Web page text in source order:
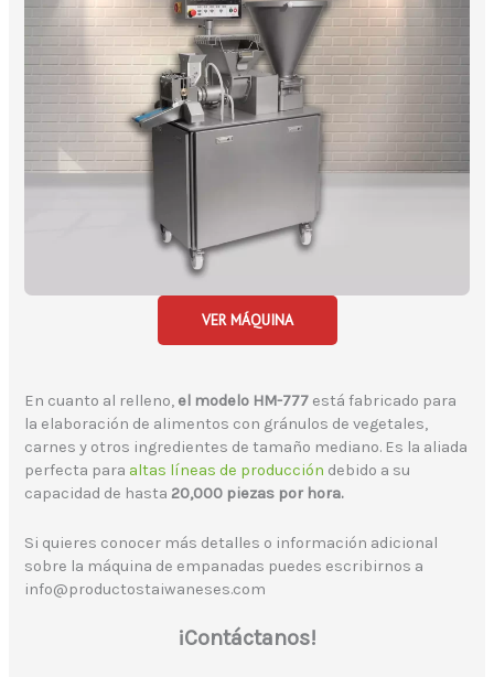
VER MÁQUINA
En cuanto al relleno, el modelo HM-777 está fabricado para
la elaboración de alimentos con gránulos de vegetales,
carnes y otros ingredientes de tamaño mediano. Es la aliada
perfecta para altas líneas de producción debido a su
capacidad de hasta 20,000 piezas por hora.
Si quieres conocer más detalles o información adicional
sobre la máquina de empanadas puedes escribirnos a
info@productostaiwaneses.com
¡Contáctanos!